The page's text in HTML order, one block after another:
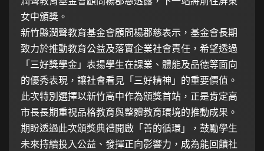
女中頒獎。
新竹縣潤聲教育基金會顧問楊郡慈表示，基金會長期
致力於推動教育公益及落實企業社會責任，希望透過
「三好獎學金」表揚學生在課業、體能及品德等面向
的優秀表現，讓社會看見「三好精神」的重要價值。
此次特別選擇以新竹高中作為頒獎首站，正是肯定高
市長長期重視品格教育與整體教育環境的推動成果。
期盼透過此次頒獎典禮開啟「善的循環」，鼓勵學生
未來持續投入公益、發揮正向影響力，成為能回饋社